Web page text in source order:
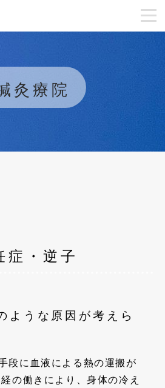
灸療院
症・逆子
ような原因が考えら
段に血液による熱の運搬が
の働きにより、身体の冷え